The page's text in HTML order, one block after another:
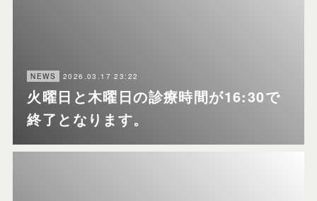
NEWS 2026.03.17 23:22
火曜日と木曜日の診療時間が16:30で
終了となります。